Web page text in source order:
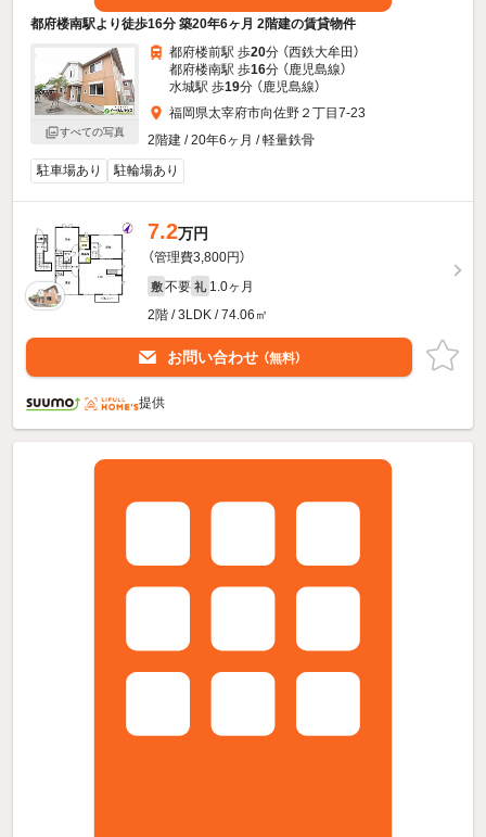
都府楼南駅より徒歩16分 築20年6ヶ月 2階建の賃貸物件
すべての写真
都府楼前駅 歩20分 （西鉄大牟田）
都府楼南駅 歩16分 （鹿児島線）
水城駅 歩19分 （鹿児島線）
福岡県太宰府市向佐野２丁目7-23
2階建 / 20年6ヶ月 / 軽量鉄骨
駐車場あり
駐輪場あり
7.2万円
（管理費3,800円）
敷 不要 礼 1.0ヶ月
2階 / 3LDK / 74.06㎡
お問い合わせ （無料）
提供